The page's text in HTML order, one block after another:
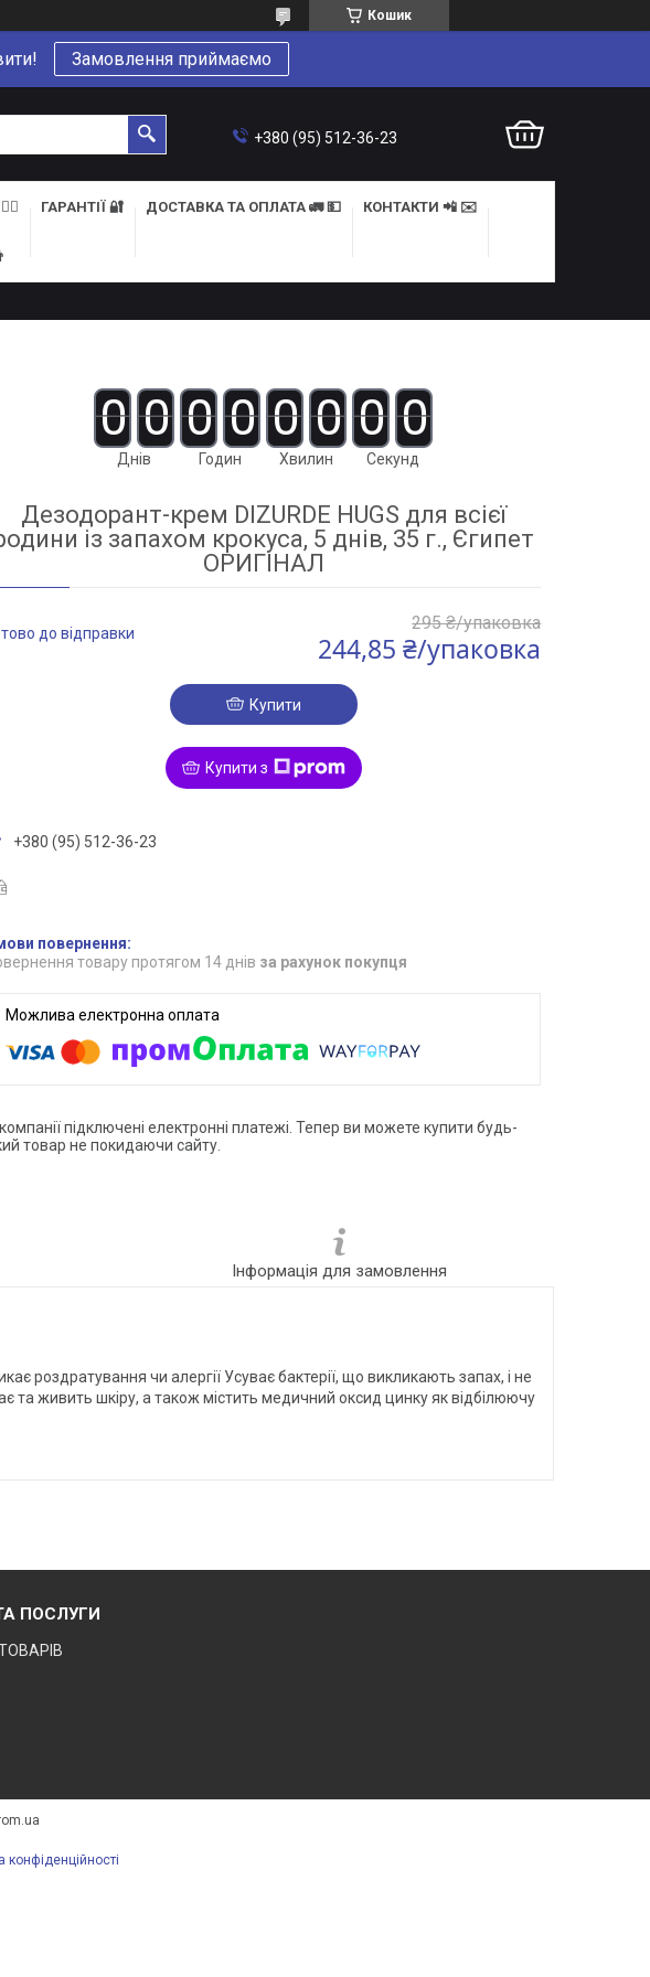
Кошик
Замовлення приймаємо
+380 (95) 512-36-23
ГАРАНТІЇ 🔐 ДОСТАВКА ТА ОПЛАТА 🚛 💵 КОНТАКТИ 📲 ✉️
0 0
Днів
0 0
Годин
0 0
Хвилин
0 0
Секунд
Дезодорант-крем DIZURDE HUGS для всієї
із запахом крокуса, 5 днів, 35 г., Єгипет
ОРИГІНАЛ
до відправки 295 ₴/упаковка
244,85 ₴/упаковка
Купити
Купити з
+380 (95) 512-36-23
товару протягом 14 днів за рахунок покупця
підключені електронні платежі. Тепер ви можете купити будь-
товар не покидаючи сайту.
Інформація для замовлення
роздратування чи алергії Усуває бактерії, що викликають запах, і не
та живить шкіру, а також містить медичний оксид цинку як відбілюючу
ПОСЛУГИ
конфіденційності